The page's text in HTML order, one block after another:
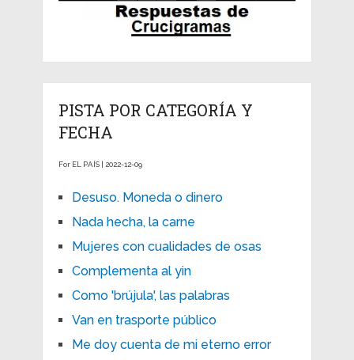
PISTA POR CATEGORÍA Y
FECHA
For EL PAÍS | 2022-12-09
Desuso. Moneda o dinero
Nada hecha, la carne
Mujeres con cualidades de osas
Complementa al yin
Como 'brújula', las palabras
Van en trasporte público
Me doy cuenta de mi eterno error